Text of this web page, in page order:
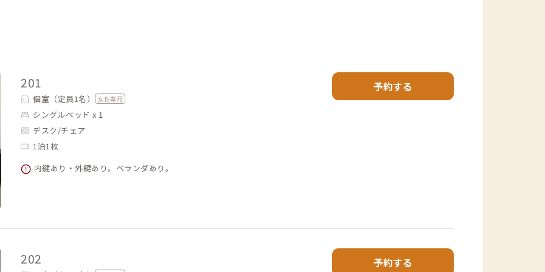
201
個室（定員1名） 女性専用
シングルベッド x 1
デスク/チェア
1泊1枚
内鍵あり・外鍵あり。ベランダあり。
予約する
202 予約する